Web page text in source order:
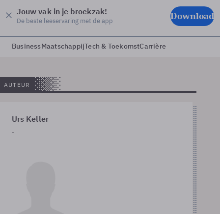
Jouw vak in je broekzak!
De beste leeservaring met de app Download
BusinessMaatschappijTech & ToekomstCarrière
AUTEUR
Urs Keller
-